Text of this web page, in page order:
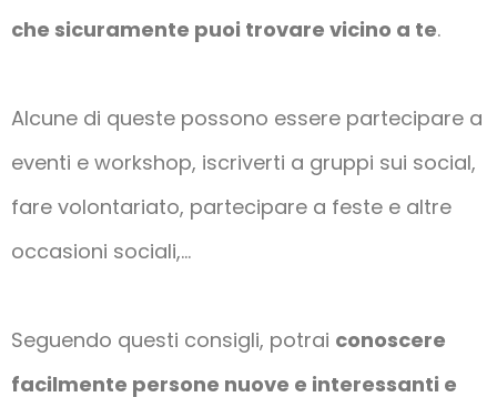
che sicuramente puoi trovare vicino a te.
Alcune di queste possono essere partecipare a
eventi e workshop, iscriverti a gruppi sui social,
fare volontariato, partecipare a feste e altre
occasioni sociali,…
Seguendo questi consigli, potrai conoscere
facilmente persone nuove e interessanti e